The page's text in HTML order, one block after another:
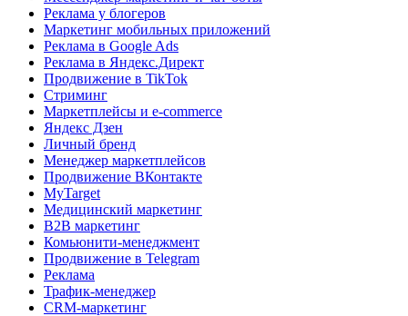
Реклама у блогеров
Маркетинг мобильных приложений
Реклама в Google Ads
Реклама в Яндекс.Директ
Продвижение в TikTok
Стриминг
Маркетплейсы и e-commerce
Яндекс Дзен
Личный бренд
Менеджер маркетплейсов
Продвижение ВКонтакте
MyTarget
Медицинский маркетинг
B2B маркетинг
Комьюнити-менеджмент
Продвижение в Telegram
Реклама
Трафик-менеджер
CRM-маркетинг